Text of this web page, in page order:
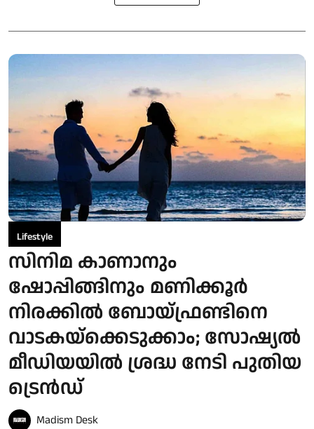
Lifestyle
സിനിമ കാണാനും
ഷോപ്പിങ്ങിനും മണിക്കൂര്‍
നിരക്കില്‍ ബോയ്ഫ്രണ്ടിനെ
വാടകയ്‌ക്കെടുക്കാം; സോഷ്യല്‍
മീഡിയയില്‍ ശ്രദ്ധ നേടി പുതിയ
ട്രെൻഡ്
Madism Desk